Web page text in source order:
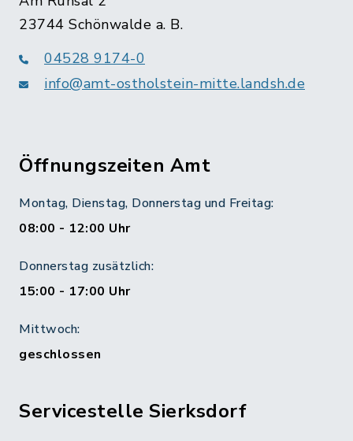
23744 Schönwalde a. B.
04528 9174-0
info@amt-ostholstein-mitte.landsh.de
Öffnungszeiten Amt
Montag, Dienstag, Donnerstag und Freitag:
08:00 - 12:00 Uhr
Donnerstag zusätzlich:
15:00 - 17:00 Uhr
Mittwoch:
geschlossen
Servicestelle Sierksdorf